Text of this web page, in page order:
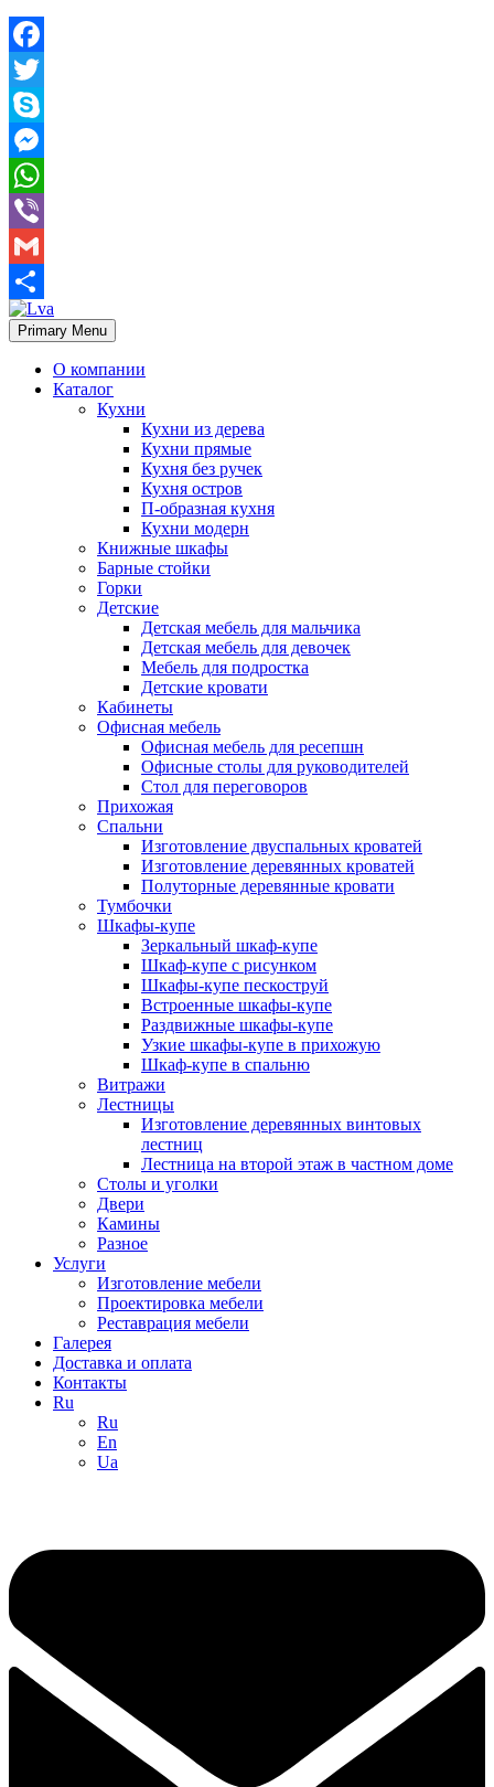
Facebook
Twitter
Skype
Messenger
WhatsApp
Viber
Gmail
Отправить
Primary Menu
О компании
Каталог
Кухни
Кухни из дерева
Кухни прямые
Кухня без ручек
Кухня остров
П-образная кухня
Кухни модерн
Книжные шкафы
Барные стойки
Горки
Детские
Детская мебель для мальчика
Детская мебель для девочек
Мебель для подростка
Детские кровати
Кабинеты
Офисная мебель
Офисная мебель для ресепшн
Офисные столы для руководителей
Стол для переговоров
Прихожая
Спальни
Изготовление двуспальных кроватей
Изготовление деревянных кроватей
Полуторные деревянные кровати
Тумбочки
Шкафы-купе
Зеркальный шкаф-купе
Шкаф-купе с рисунком
Шкафы-купе пескоструй
Встроенные шкафы-купе
Раздвижные шкафы-купе
Узкие шкафы-купе в прихожую
Шкаф-купе в спальню
Витражи
Лестницы
Изготовление деревянных винтовых
лестниц
Лестница на второй этаж в частном доме
Столы и уголки
Двери
Камины
Разное
Услуги
Изготовление мебели
Проектировка мебели
Реставрация мебели
Галерея
Доставка и оплата
Контакты
Ru
Ru
En
Ua